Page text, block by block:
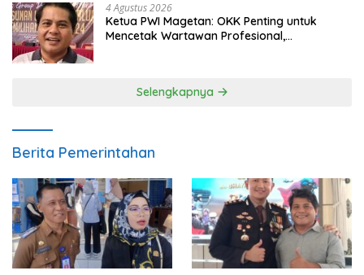
4 Agustus 2026
Ketua PWI Magetan: OKK Penting untuk
Mencetak Wartawan Profesional,
Selengkapnya
Berita Pemerintahan